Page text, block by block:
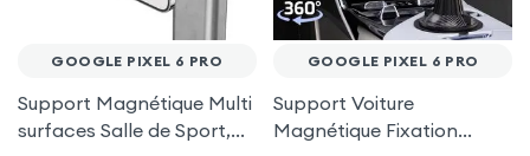
GOOGLE PIXEL 6 PRO
Support Magnétique Multi
surfaces Salle de Sport,
GOOGLE PIXEL 6 PRO
Support Voiture
Magnétique Fixation